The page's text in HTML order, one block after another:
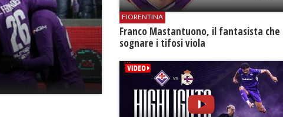
FIORENTINA
Franco Mastantuono, il fantasista che
sognare i tifosi viola